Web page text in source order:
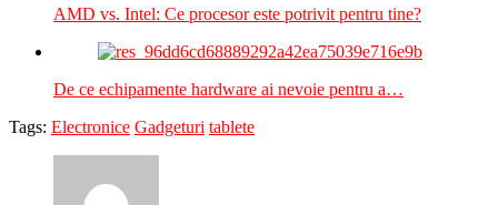
AMD vs. Intel: Ce procesor este potrivit pentru tine?
De ce echipamente hardware ai nevoie pentru a…
Tags: Electronice Gadgeturi tablete